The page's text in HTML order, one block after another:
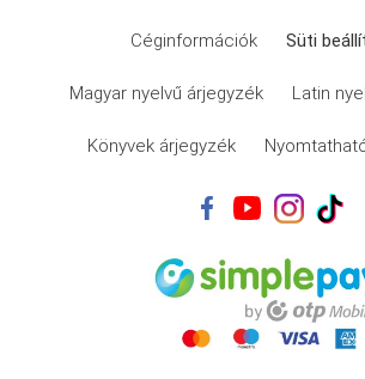
Céginformációk Süti
Magyar nyelvű árjegyzék Latin
Könyvek árjegyzék